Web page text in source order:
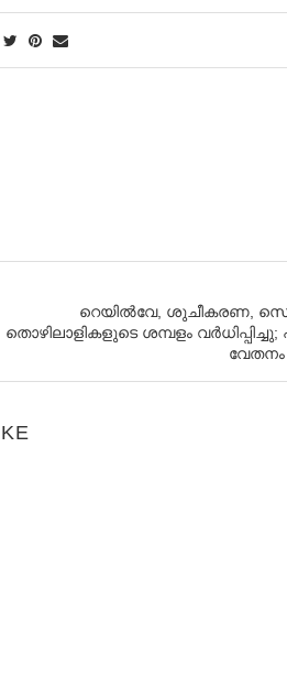
റെയില്‍വേ, ശുചീകരണ,
തൊഴിലാളികളുടെ ശമ്പളം വര്‍ധിപ്പിച്ചു;